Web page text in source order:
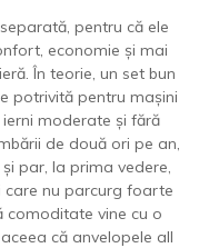
pentru că ele
economie și mai
În teorie, un set bun
potrivită pentru mașini
moderate și fără
de două ori pe an,
par, la prima vedere,
nu parcurg foarte
comoditate vine cu o
că anvelopele all